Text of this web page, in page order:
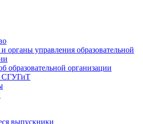
органы управления образовательной
образовательной организации
СГУГиТ
выпускники